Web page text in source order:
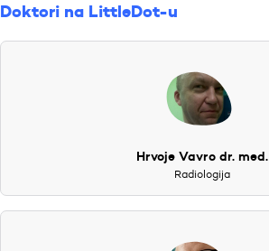
Doktori na LittleDot-u
Hrvoje Vavro dr. med.
Radiologija